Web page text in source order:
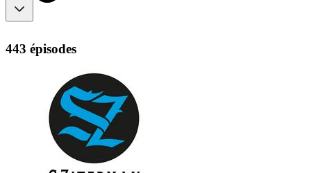
443 épisodes